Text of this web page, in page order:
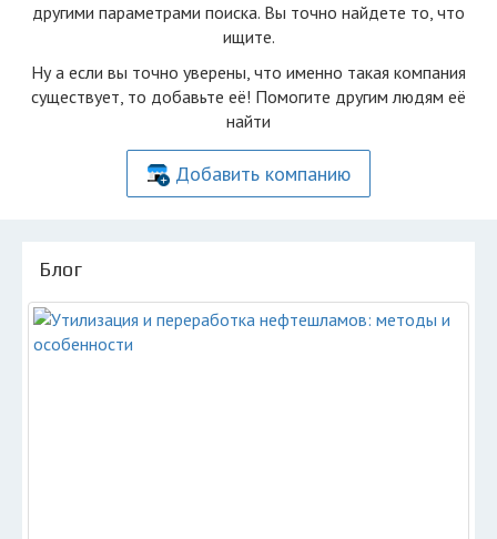
другими параметрами поиска. Вы точно найдете то, что
ищите.
Ну а если вы точно уверены, что именно такая компания
существует, то добавьте её! Помогите другим людям её
найти
Добавить компанию
Блог